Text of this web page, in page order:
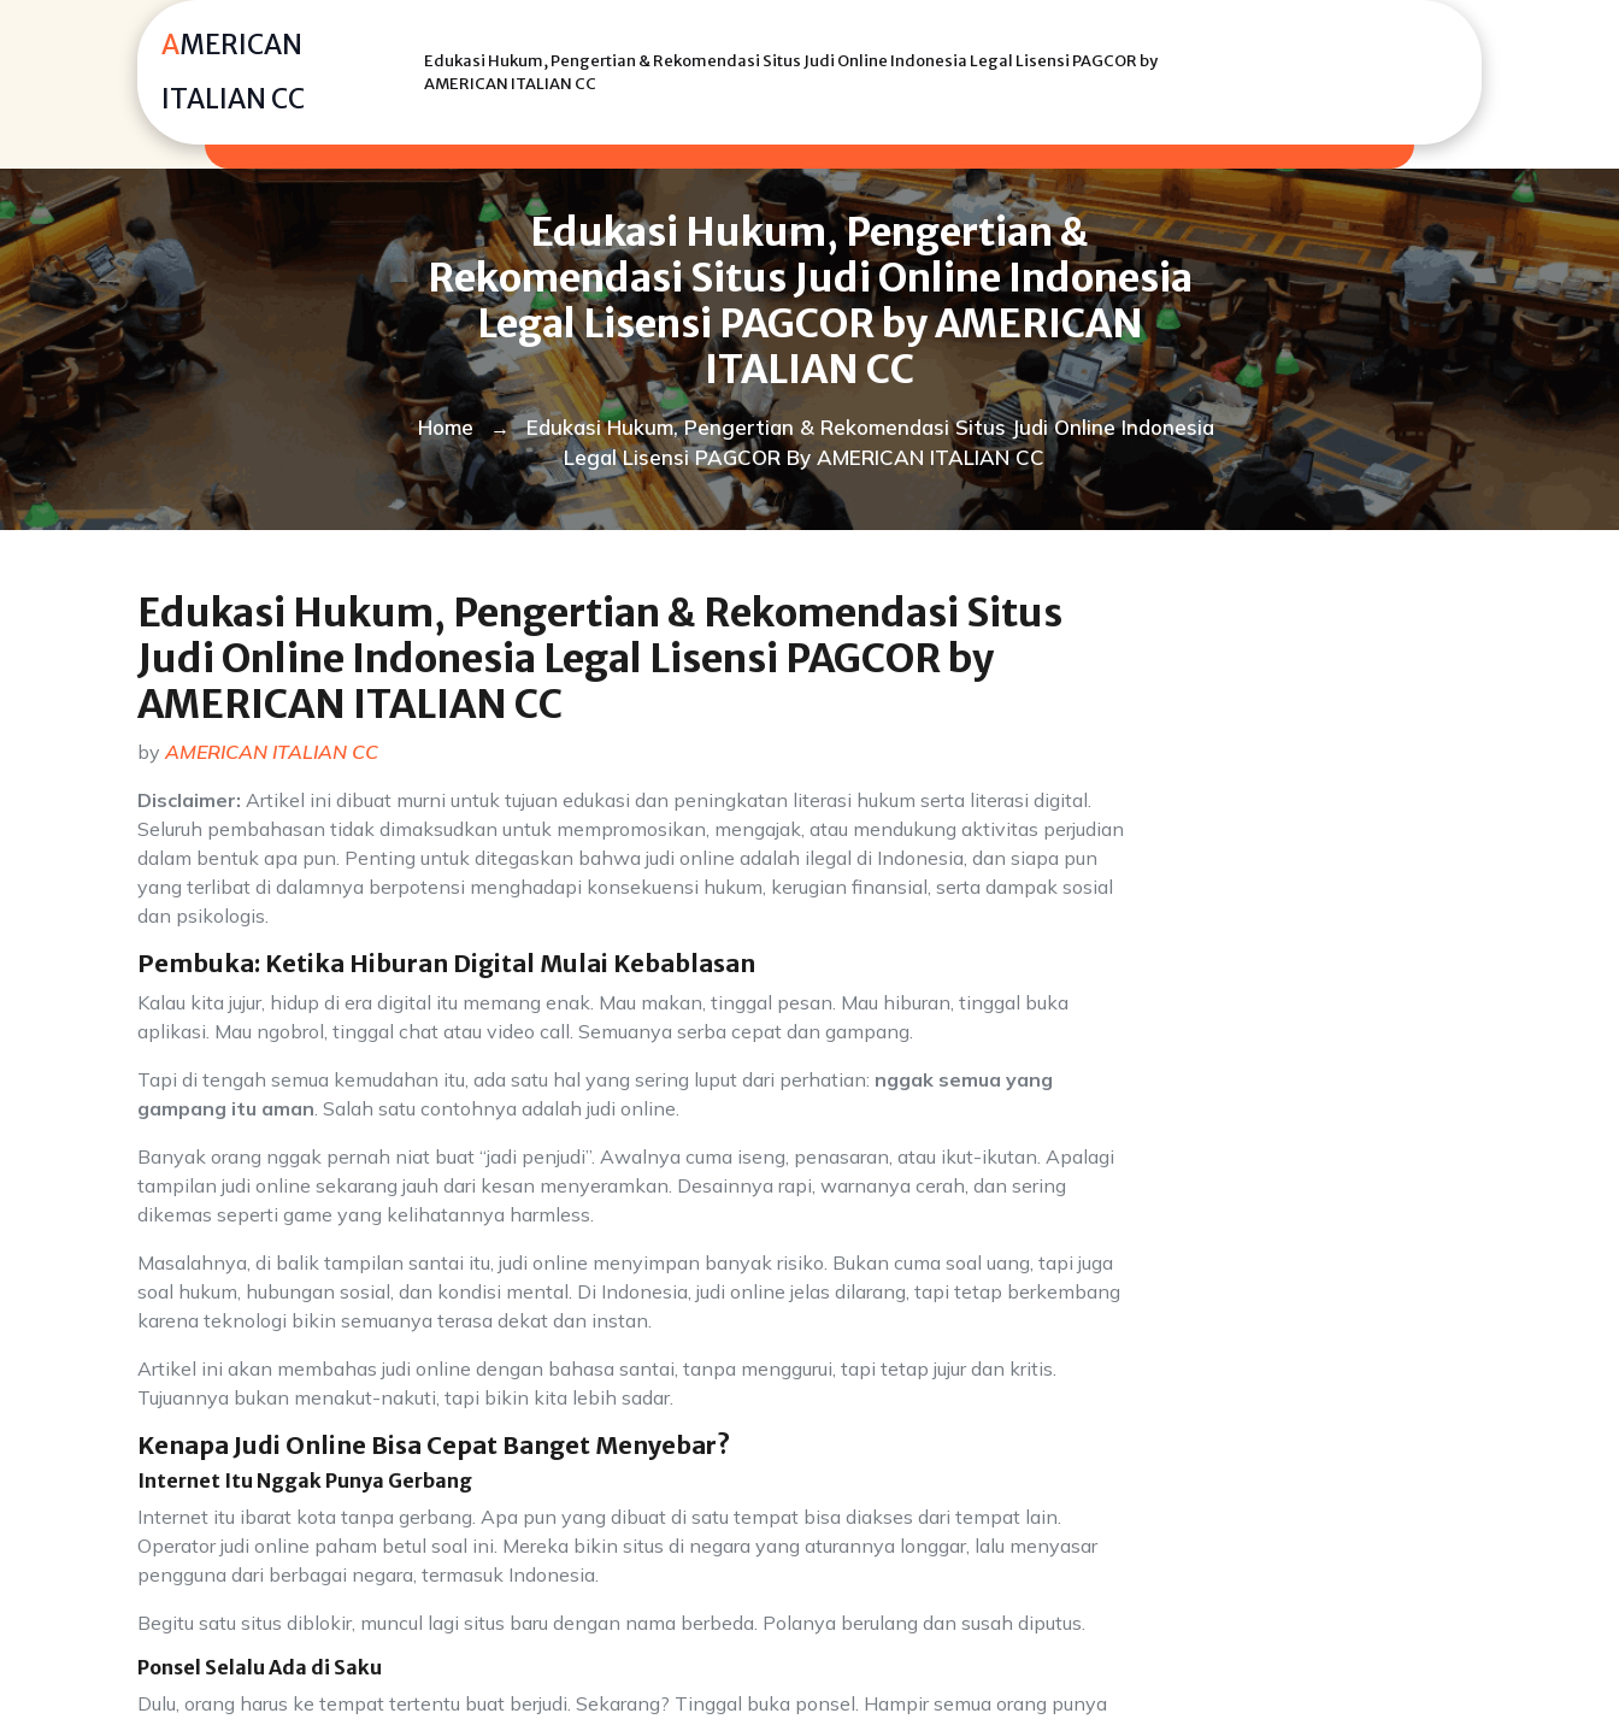
AMERICAN
ITALIAN CC
Edukasi Hukum, Pengertian & Rekomendasi Situs Judi Online Indonesia Legal Lisensi PAGCOR by
AMERICAN ITALIAN CC
Edukasi Hukum, Pengertian &
Rekomendasi Situs Judi Online Indonesia
Legal Lisensi PAGCOR by AMERICAN
ITALIAN CC
Home → Edukasi Hukum, Pengertian & Rekomendasi Situs Judi Online Indonesia
Legal Lisensi PAGCOR By AMERICAN ITALIAN CC
Edukasi Hukum, Pengertian & Rekomendasi Situs
Judi Online Indonesia Legal Lisensi PAGCOR by
AMERICAN ITALIAN CC
byAMERICAN ITALIAN CC
Disclaimer: Artikel ini dibuat murni untuk tujuan edukasi dan peningkatan literasi hukum serta literasi digital.
Seluruh pembahasan tidak dimaksudkan untuk mempromosikan, mengajak, atau mendukung aktivitas perjudian
dalam bentuk apa pun. Penting untuk ditegaskan bahwa judi online adalah ilegal di Indonesia, dan siapa pun
yang terlibat di dalamnya berpotensi menghadapi konsekuensi hukum, kerugian finansial, serta dampak sosial
dan psikologis.
Pembuka: Ketika Hiburan Digital Mulai Kebablasan
Kalau kita jujur, hidup di era digital itu memang enak. Mau makan, tinggal pesan. Mau hiburan, tinggal buka
aplikasi. Mau ngobrol, tinggal chat atau video call. Semuanya serba cepat dan gampang.
Tapi di tengah semua kemudahan itu, ada satu hal yang sering luput dari perhatian: nggak semua yang
gampang itu aman. Salah satu contohnya adalah judi online.
Banyak orang nggak pernah niat buat “jadi penjudi”. Awalnya cuma iseng, penasaran, atau ikut-ikutan. Apalagi
tampilan judi online sekarang jauh dari kesan menyeramkan. Desainnya rapi, warnanya cerah, dan sering
dikemas seperti game yang kelihatannya harmless.
Masalahnya, di balik tampilan santai itu, judi online menyimpan banyak risiko. Bukan cuma soal uang, tapi juga
soal hukum, hubungan sosial, dan kondisi mental. Di Indonesia, judi online jelas dilarang, tapi tetap berkembang
karena teknologi bikin semuanya terasa dekat dan instan.
Artikel ini akan membahas judi online dengan bahasa santai, tanpa menggurui, tapi tetap jujur dan kritis.
Tujuannya bukan menakut-nakuti, tapi bikin kita lebih sadar.
Kenapa Judi Online Bisa Cepat Banget Menyebar?
Internet Itu Nggak Punya Gerbang
Internet itu ibarat kota tanpa gerbang. Apa pun yang dibuat di satu tempat bisa diakses dari tempat lain.
Operator judi online paham betul soal ini. Mereka bikin situs di negara yang aturannya longgar, lalu menyasar
pengguna dari berbagai negara, termasuk Indonesia.
Begitu satu situs diblokir, muncul lagi situs baru dengan nama berbeda. Polanya berulang dan susah diputus.
Ponsel Selalu Ada di Saku
Dulu, orang harus ke tempat tertentu buat berjudi. Sekarang? Tinggal buka ponsel. Hampir semua orang punya